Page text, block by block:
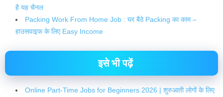
है यह चैनल
Packing Work From Home Job : घर बैठे Packing का काम –
हाउसवाइफ के लिए Easy Income
इसे भी पढ़ें
Online Part-Time Jobs for Beginners 2026 | शुरुआती लोगों के लिए